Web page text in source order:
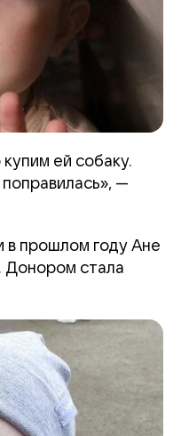
ей собаку.
—
в прошлом году Ане
Донором стала